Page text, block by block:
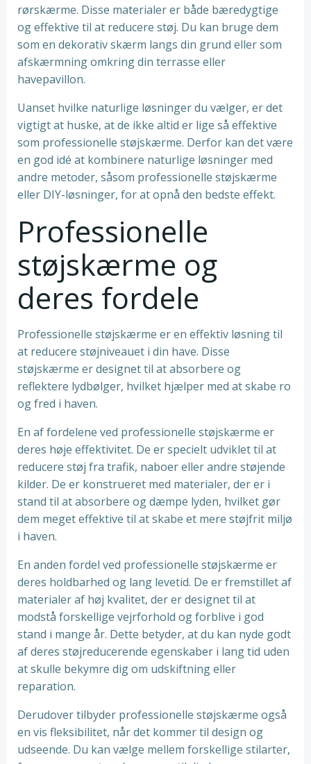
rørskærme. Disse materialer er både bæredygtige
og effektive til at reducere støj. Du kan bruge dem
som en dekorativ skærm langs din grund eller som
afskærmning omkring din terrasse eller
havepavillon.
Uanset hvilke naturlige løsninger du vælger, er det
vigtigt at huske, at de ikke altid er lige så effektive
som professionelle støjskærme. Derfor kan det være
en god idé at kombinere naturlige løsninger med
andre metoder, såsom professionelle støjskærme
eller DIY-løsninger, for at opnå den bedste effekt.
Professionelle
støjskærme og
deres fordele
Professionelle støjskærme er en effektiv løsning til
at reducere støjniveauet i din have. Disse
støjskærme er designet til at absorbere og
reflektere lydbølger, hvilket hjælper med at skabe ro
og fred i haven.
En af fordelene ved professionelle støjskærme er
deres høje effektivitet. De er specielt udviklet til at
reducere støj fra trafik, naboer eller andre støjende
kilder. De er konstrueret med materialer, der er i
stand til at absorbere og dæmpe lyden, hvilket gør
dem meget effektive til at skabe et mere støjfrit miljø
i haven.
En anden fordel ved professionelle støjskærme er
deres holdbarhed og lang levetid. De er fremstillet af
materialer af høj kvalitet, der er designet til at
modstå forskellige vejrforhold og forblive i god
stand i mange år. Dette betyder, at du kan nyde godt
af deres støjreducerende egenskaber i lang tid uden
at skulle bekymre dig om udskiftning eller
reparation.
Derudover tilbyder professionelle støjskærme også
en vis fleksibilitet, når det kommer til design og
udseende. Du kan vælge mellem forskellige stilarter,